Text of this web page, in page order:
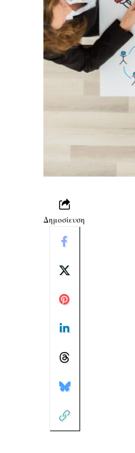
Δημοσίευση